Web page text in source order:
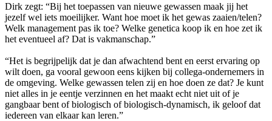
Dirk zegt: “Bij het toepassen van nieuwe gewassen maak jij het
jezelf wel iets moeilijker. Want hoe moet ik het gewas zaaien/telen?
Welk management pas ik toe? Welke genetica koop ik en hoe zet ik
het eventueel af? Dat is vakmanschap.”
“Het is begrijpelijk dat je dan afwachtend bent en eerst ervaring op
wilt doen, ga vooral gewoon eens kijken bij collega-ondernemers in
de omgeving. Welke gewassen telen zij en hoe doen ze dat? Je kunt
niet alles in je eentje verzinnen en het maakt echt niet uit of je
gangbaar bent of biologisch of biologisch-dynamisch, ik geloof dat
iedereen van elkaar kan leren.”